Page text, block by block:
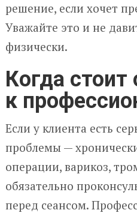
решение, если хочет
Уважайте это и не
физически.
Когда стоит
к
Если у клиента есть
проблемы —
операции, варикоз,
обязательно
перед сеансом.